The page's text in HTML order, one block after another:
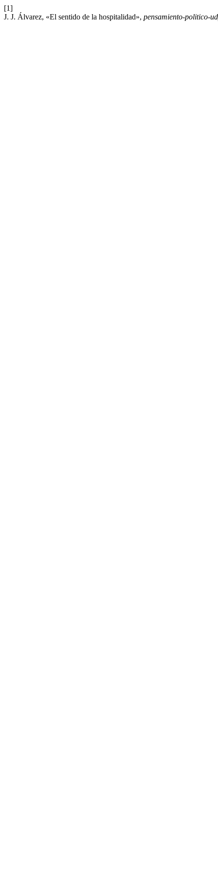
[1]
J. J. Álvarez, «El sentido de la hospitalidad», pensamiento-politico-